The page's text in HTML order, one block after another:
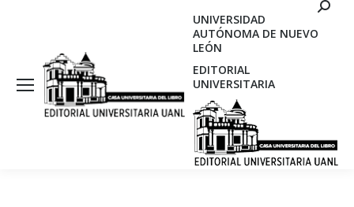
UNIVERSIDAD
AUTÓNOMA DE NUEVO
LEÓN
EDITORIAL
UNIVERSITARIA